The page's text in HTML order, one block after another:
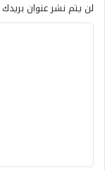
لن يتم نشر عنوان بريدك